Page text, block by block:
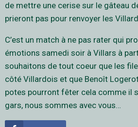
de mettre une cerise sur le gâteau
prieront pas pour renvoyer les
C’est un match à ne pas rater qui
émotions samedi soir à Villars à
souhaitons de tout coeur que les
côté Villardois et que Benoît
potes pourront fêter cela comme il
gars, nous sommes avec vous…